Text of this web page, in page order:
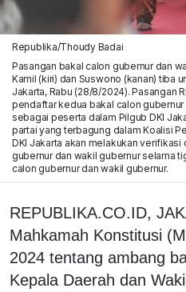
Republika/Thoudy Badai
Pasangan bakal calon gubernur dan
Kamil (kiri) dan Suswono (kanan) tiba
Jakarta, Rabu (28/8/2024). Pasangan
pendaftar kedua bakal calon gubernur
sebagai peserta dalam Pilgub DKI
partai yang terbagung dalam Koalisi
DKI Jakarta akan melakukan
gubernur dan wakil gubernur selama
calon gubernur dan wakil gubernur.
REPUBLIKA.CO.ID,
Mahkamah Konstitusi
2024 tentang ambang
Kepala Daerah dan